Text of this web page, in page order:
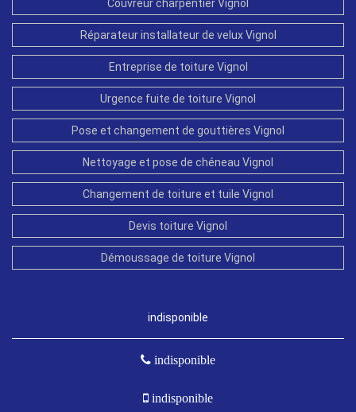
Couvreur charpentier Vignol
Réparateur installateur de velux Vignol
Entreprise de toiture Vignol
Urgence fuite de toiture Vignol
Pose et changement de gouttières Vignol
Nettoyage et pose de chéneau Vignol
Changement de toiture et tuile Vignol
Devis toiture Vignol
Démoussage de toiture Vignol
indisponible
indisponible
indisponible